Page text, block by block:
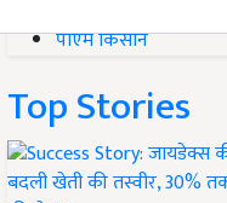
पीएम किसान
Top Stories